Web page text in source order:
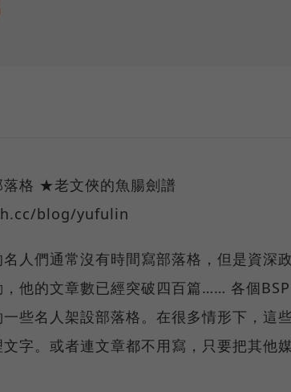
落格 ★老文俠的魚腸劍譜
blog/yufulin
人們通常沒有時間寫部落格，但是資深
，他的文章數已經突破四百篇…… 各個
一些名人架設部落格。在很多情形下，這
字。或者連文章都不用寫，只要把其他